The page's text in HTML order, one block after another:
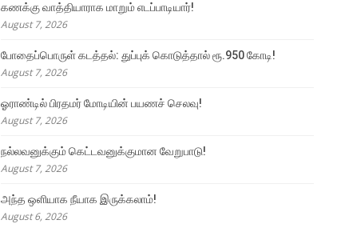
கணக்கு வாத்தியாராக மாறும் எடப்பாடியார்!
August 7, 2026
போதைப்பொருள் கடத்தல்: துப்புக் கொடுத்தால் ரூ.950 கோடி!
August 7, 2026
ஓராண்டில் பிரதமர் மோடியின் பயணச் செலவு!
August 7, 2026
நல்லவனுக்கும் கெட்டவனுக்குமான வேறுபாடு!
August 7, 2026
அந்த ஒளியாக நீயாக இருக்கலாம்!
August 6, 2026